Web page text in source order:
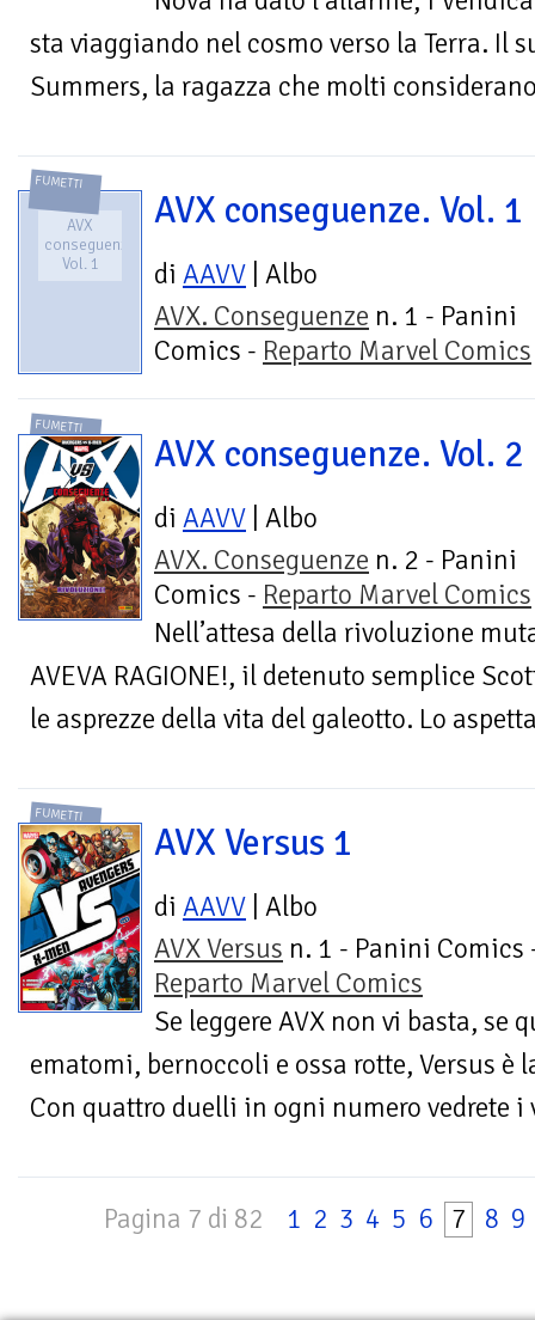
sta viaggiando nel cosmo verso la Terra. Il
Summers, la ragazza che molti
FUMETTI
AVX
conseguenze.
Vol. 1
AVX conseguenze. Vol. 1
di AAVV | Albo
AVX. Conseguenze n. 1 - Panini
Comics - Reparto Marvel Comics
FUMETTI
AVX conseguenze. Vol. 2
di AAVV | Albo
AVX. Conseguenze n. 2 - Panini
Comics - Reparto Marvel Comics
Nell’attesa della rivoluzione
AVEVA RAGIONE!, il detenuto semplice
le asprezze della vita del galeotto. Lo
FUMETTI
AVX Versus 1
di AAVV | Albo
AVX Versus n. 1 - Panini Comics
Reparto Marvel Comics
Se leggere AVX non vi basta, se
ematomi, bernoccoli e ossa rotte, Versus è
Con quattro duelli in ogni numero vedrete
Pagina 7 di 82 1 2 3 4 5 6 7 8 9